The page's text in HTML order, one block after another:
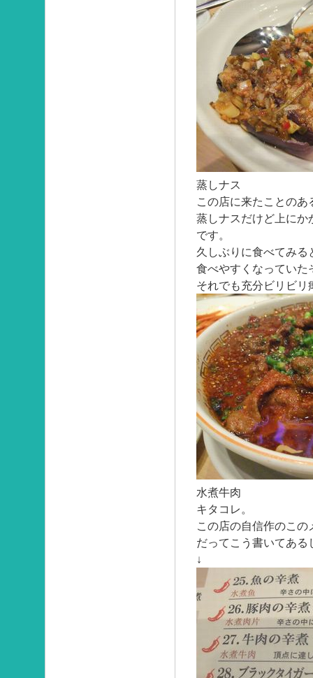
蒸しナス
この店に来たことの
蒸しナスだけど上にか
です。
久しぶりに食べてみ
食べやすくなっていた
それでも充分ビリビリ
水煮牛肉
キタコレ。
この店の自信作のこの
だってこう書いてある
↓